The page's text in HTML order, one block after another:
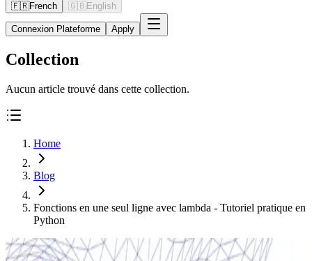
🇫🇷French 🇬🇧 English
Connexion Plateforme Apply
Collection
Aucun article trouvé dans cette collection.
Home
Blog
Fonctions en une seul ligne avec lambda - Tutoriel pratique en
Python